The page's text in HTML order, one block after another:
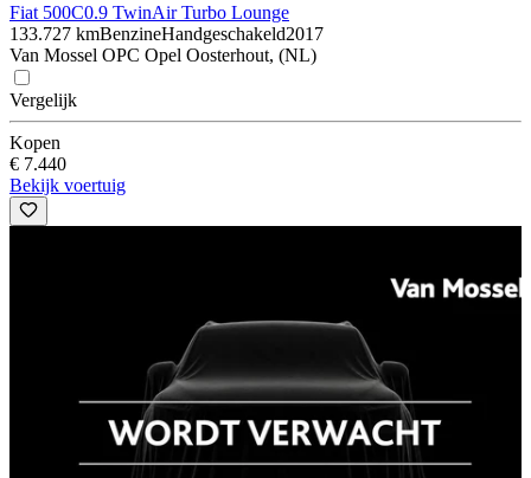
Fiat 500C0.9 TwinAir Turbo Lounge
133.727 kmBenzineHandgeschakeld2017
Van Mossel OPC Opel Oosterhout, (NL)
Vergelijk
Kopen
€ 7.440
Bekijk voertuig